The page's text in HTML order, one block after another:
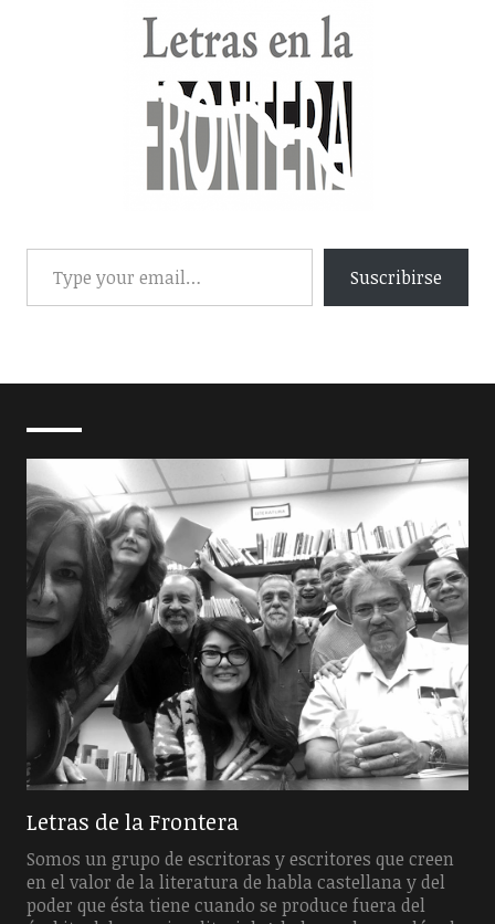
Suscribirse
Letras de la Frontera
Somos un grupo de escritoras y escritores que creen
en el valor de la literatura de habla castellana y del
poder que ésta tiene cuando se produce fuera del